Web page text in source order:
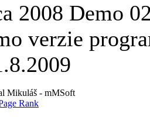
2008 Demo
verzie
Mikuláš - mMSoft